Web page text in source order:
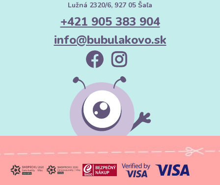
Lužná 2320/6, 927 05 Šaľa
+421 905 383 904
info@bubulakovo.sk